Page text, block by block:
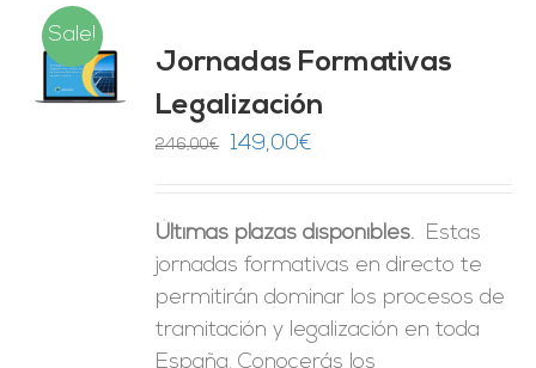
Sale!
Jornadas Formativas
Legalización
246,00€
El
era:
246,00€.
149,00€
es:
149,00€.
Últimas plazas disponibles. Estas
jornadas formativas en directo te
permitirán dominar los procesos de
tramitación y legalización en toda
España. Conocerás los